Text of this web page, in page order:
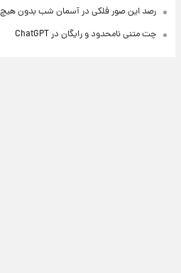
رصد این صور فلکی در آسمان شب بدون
چت متنی نامحدود و رایگان در ChatGPT